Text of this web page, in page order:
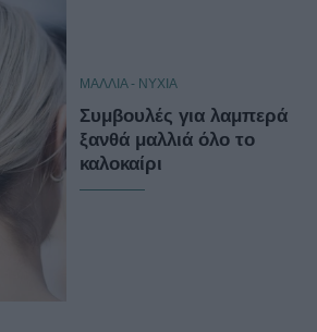
ΜΑΛΛΙΑ - ΝΥΧΙΑ
Συμβουλές για λαμπερά
ξανθά μαλλιά όλο το
καλοκαίρι